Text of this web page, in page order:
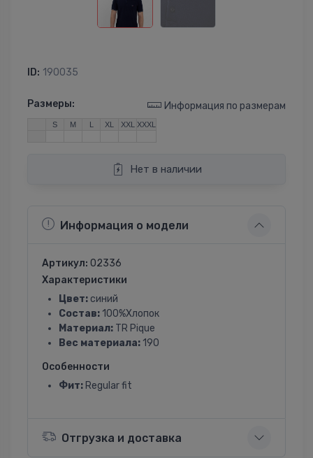
ID: 190035
Размеры: Информация по размерам
S M L XL XXL XXXL
Нет в наличии
Информация о модели
Артикул: 02336
Характеристики
Цвет: синий
Состав: 100%Хлопок
Материал: TR Pique
Вес материала: 190
Особенности
Фит: Regular fit
Отгрузка и доставка